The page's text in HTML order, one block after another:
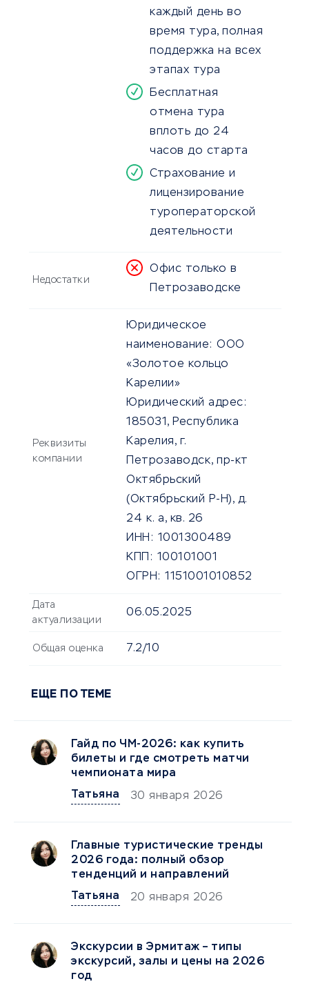
каждый день во
время тура, полная
поддержка на всех
этапах тура
Бесплатная
отмена тура
вплоть до 24
часов до старта
Страхование и
лицензирование
туроператорской
деятельности
Недостатки
Офис только в
Петрозаводске
Реквизиты
компании
Юридическое
наименование: ООО
«Золотое кольцо
Карелии»
Юридический адрес:
185031, Республика
Карелия, г.
Петрозаводск, пр-кт
Октябрьский
(Октябрьский Р-Н), д.
24 к. а, кв. 26
ИНН: 1001300489
КПП: 100101001
ОГРН: 1151001010852
Дата
актуализации
06.05.2025
Общая оценка 7.2/10
ЕЩЕ ПО ТЕМЕ
Гайд по ЧМ-2026: как купить
билеты и где смотреть матчи
чемпионата мира
Татьяна
30 января 2026
Главные туристические тренды
2026 года: полный обзор
тенденций и направлений
Татьяна
20 января 2026
Экскурсии в Эрмитаж – типы
экскурсий, залы и цены на 2026
год